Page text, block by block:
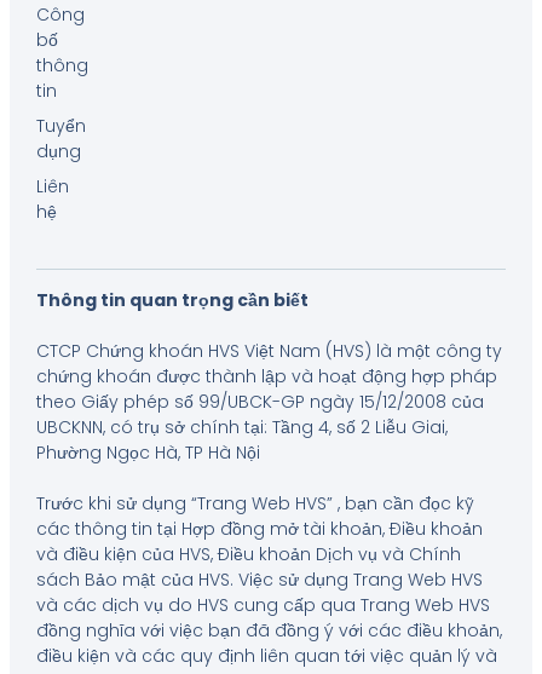
Công
bố
thông
tin
Tuyển
dụng
Liên
hệ
Thông tin quan trọng cần biết
CTCP Chứng khoán HVS Việt Nam (HVS) là một công ty
chứng khoán được thành lập và hoạt động hợp pháp
theo Giấy phép số 99/UBCK-GP ngày 15/12/2008 của
UBCKNN, có trụ sở chính tại: Tầng 4, số 2 Liễu Giai,
Phường Ngọc Hà, TP Hà Nội
Trước khi sử dụng “Trang Web HVS” , bạn cần đọc kỹ
các thông tin tại Hợp đồng mở tài khoản, Điều khoản
và điều kiện của HVS, Điều khoản Dịch vụ và Chính
sách Bảo mật của HVS. Việc sử dụng Trang Web HVS
và các dịch vụ do HVS cung cấp qua Trang Web HVS
đồng nghĩa với việc bạn đã đồng ý với các điều khoản,
điều kiện và các quy định liên quan tới việc quản lý và